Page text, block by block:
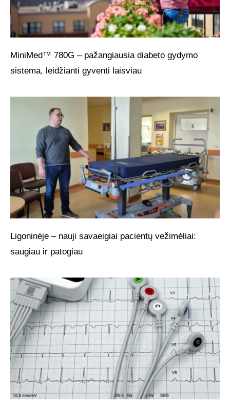
MiniMed™ 780G – pažangiausia diabeto gydymo
sistema, leidžianti gyventi laisviau
Ligoninėje – nauji savaeigiai pacientų vežimėliai:
saugiau ir patogiau